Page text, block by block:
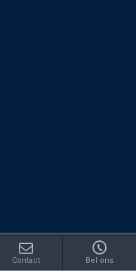
door OnlineBouwers
Contact Bel ons